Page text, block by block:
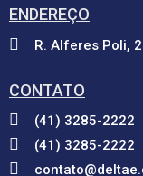
ENDEREÇO
R. Alferes Poli,
CONTATO
(41) 3285-2222
(41) 3285-2222